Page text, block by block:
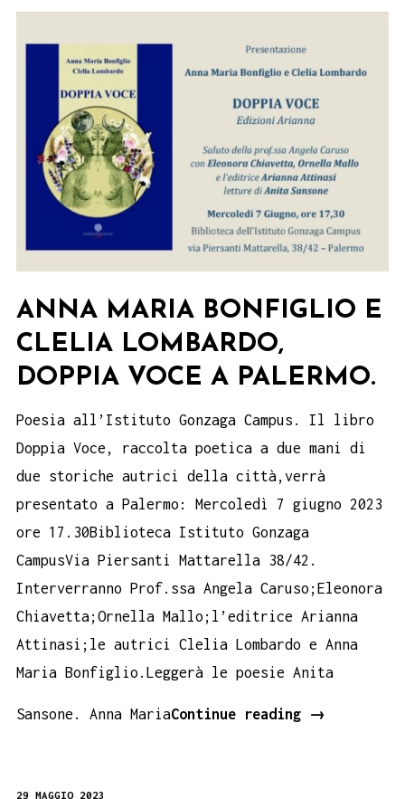
ANNA MARIA BONFIGLIO E
CLELIA LOMBARDO,
DOPPIA VOCE A PALERMO.
Poesia all’Istituto Gonzaga Campus. Il libro
Doppia Voce, raccolta poetica a due mani di
due storiche autrici della città,verrà
presentato a Palermo: Mercoledì 7 giugno 2023
ore 17.30Biblioteca Istituto Gonzaga
CampusVia Piersanti Mattarella 38/42.
Interverranno Prof.ssa Angela Caruso;Eleonora
Chiavetta;Ornella Mallo;l’editrice Arianna
Attinasi;le autrici Clelia Lombardo e Anna
Maria Bonfiglio.Leggerà le poesie Anita
Sansone. Anna MariaContinue reading
Anna
→
29 MAGGIO 2023